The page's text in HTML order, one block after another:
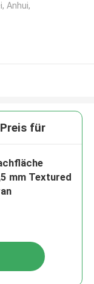
Anhui,
für
mm Textured